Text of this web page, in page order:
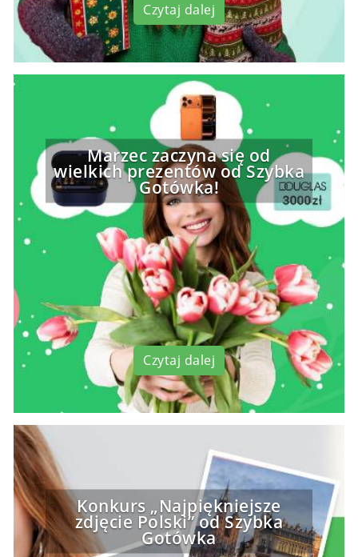
Czytaj dalej
Marzec zaczyna się od
wielkich prezentów od Szybka
Gotówka!
Czytaj dalej
Konkurs „Najpiękniejsze
zdjęcie Polski” od Szybka
Gotówka